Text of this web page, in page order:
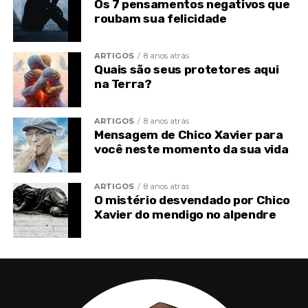
Enquanto és depositário desses recursos, outros
lhes lamentam a escassez ou lhes padecem a
ausência.
Agora sorris e o teu próximo chora.
Reparte o teu júbilo, diminuindo-lhe a carência.
Talvez, se não agires com acerto, amanhã sejas tu
quem se encontre a chorar, e ele, liberado, esteja a
sorrir.
As provações e testemunhos aferem a qualidade e
a correção moral do homem idealista.
Os 7 pensamentos negativos que
roubam sua felicidade
ARTIGOS 8 anos atrás
Quais são seus protetores aqui
na Terra?
ARTIGOS 8 anos atrás
Mensagem de Chico Xavier para
você neste momento da sua vida
ARTIGOS 8 anos atrás
O mistério desvendado por Chico
Xavier do mendigo no alpendre